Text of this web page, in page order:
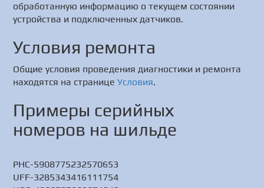
обработанную информацию о текущем состоянии
устройства и подключенных датчиков.
Условия ремонта
Общие условия проведения диагностики и ремонта
находятся на страницеУсловия.
Примеры серийных
номеров на шильде
PHC-5908775232570653
UFF-3285343416111754